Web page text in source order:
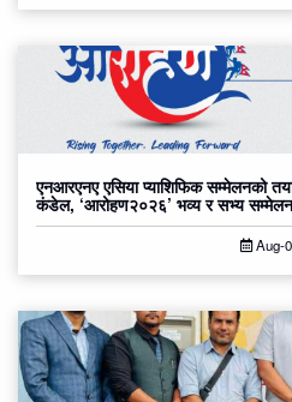
एनआरएनए एसिया प्याशिफिक सम्मेलनको
कंडेल, ‘आरोहण२०२६’ भव्य र सभ्य
Aug-